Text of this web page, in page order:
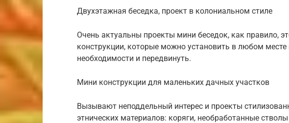
Двухэтажная беседка, проект в колониальном стиле
Очень актуальны проекты мини беседок, как правило,
конструкции, которые можно установить в любом месте
необходимости и передвинуть.
Мини конструкции для маленьких дачных участков
Вызывают неподдельный интерес и проекты
этнических материалов: коряги, необработанные